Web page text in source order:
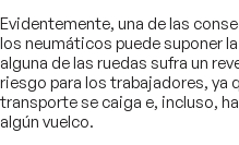
Evidentemente, una de las
los neumáticos puede suponer
alguna de las ruedas sufra un
riesgo para los trabajadores, ya
transporte se caiga e, incluso,
algún vuelco.